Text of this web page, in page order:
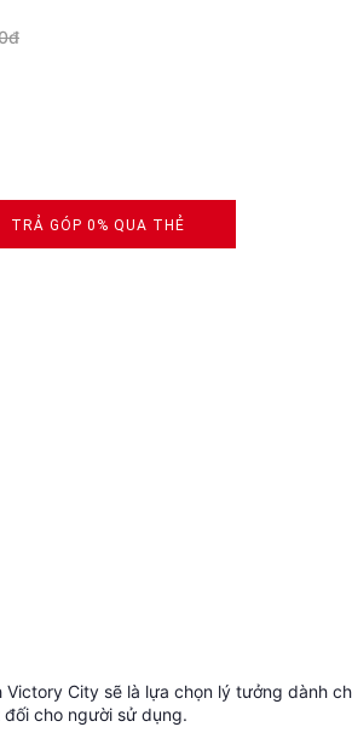
TRẢ GÓP 0% QUA THẺ
City sẽ là lựa chọn lý tưởng dành
cho người sử dụng.